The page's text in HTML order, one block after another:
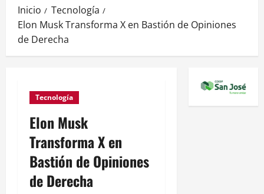
Inicio
Tecnología
Elon Musk Transforma X en Bastión de Opiniones
de Derecha
Tecnología
Elon Musk
Transforma X en
Bastión de Opiniones
de Derecha